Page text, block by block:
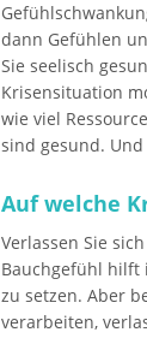
dann Gefühlen
Sie seelisch
Krisensituation
wie viel
sind gesund.
Auf welche
Verlassen Sie
Bauchgefühl hilft
zu setzen. Aber
verarbeiten,